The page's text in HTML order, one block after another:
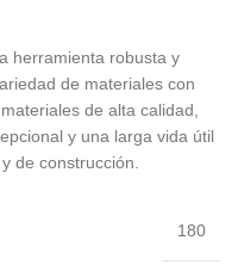
herramienta robusta y
de materiales con
de alta calidad,
y una larga vida útil
de construcción.
180